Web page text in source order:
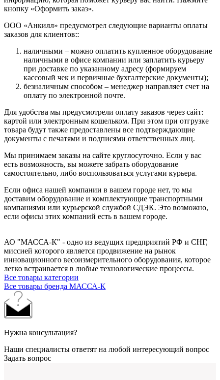
кнопку «Оформить заказ».
ООО «Анкилл» предусмотрел следующие варианты оплаты
заказов для клиентов::
наличными – можно оплатить купленное оборудование
наличными в офисе компании или заплатить курьеру
при доставке по указанному адресу (формируем
кассовый чек и первичные бухгалтерские документы);
безналичным способом – менеджер направляет счет на
оплату по электронной почте.
Для удобства мы предусмотрели оплату заказов через сайт:
картой или электронным кошельком. При этом при отгрузке
товара будут также предоставлены все подтверждающие
документы с печатями и подписями ответственных лиц.
Мы принимаем заказы на сайте круглосуточно. Если у вас
есть возможность, вы можете забрать оборудование
самостоятельно, либо воспользоваться услугами курьера.
Если офиса нашей компании в вашем городе нет, то мы
доставим оборудование и комплектующие транспортными
компаниями или курьерской службой СДЭК. Это возможно,
если офисы этих компаний есть в вашем городе.
АО "МАССА-К" - одно из ведущих предприятий РФ и СНГ,
миссией которого является продвижение на рынок
инновационного весоизмерительного оборудования, которое
легко встраивается в любые технологические процессы.
Все товары категории
Все товары бренда МАССА-К
Нужна консультация?
Наши специалисты ответят на любой интересующий вопрос
Задать вопрос